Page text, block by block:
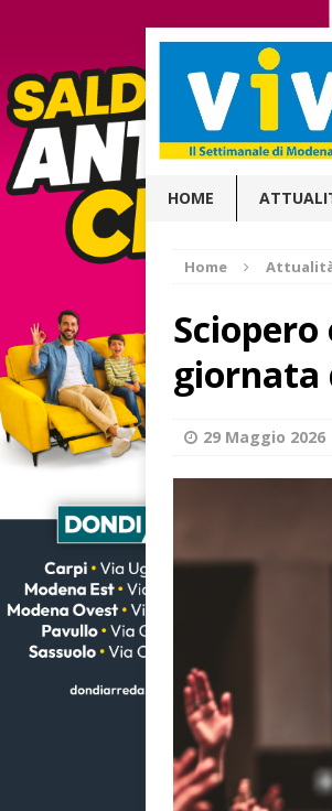
HOME
Home
giornata
29 Maggio 2026